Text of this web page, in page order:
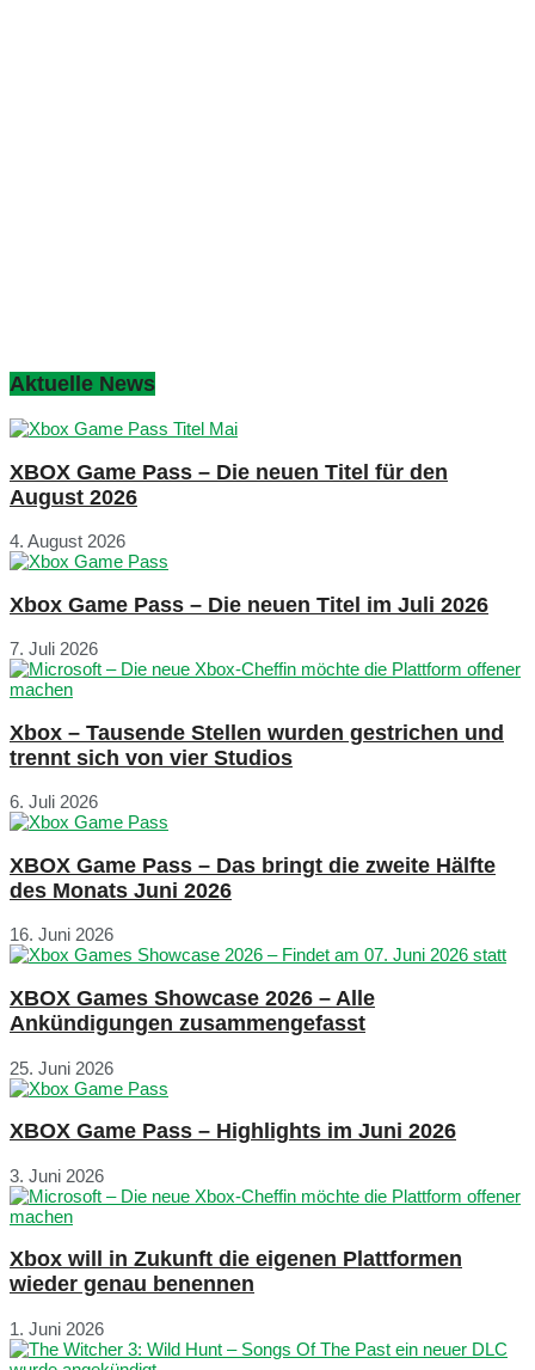
Aktuelle News
XBOX Game Pass – Die neuen Titel für den
August 2026
4. August 2026
Xbox Game Pass – Die neuen Titel im Juli 2026
7. Juli 2026
Xbox – Tausende Stellen wurden gestrichen und
trennt sich von vier Studios
6. Juli 2026
XBOX Game Pass – Das bringt die zweite Hälfte
des Monats Juni 2026
16. Juni 2026
XBOX Games Showcase 2026 – Alle
Ankündigungen zusammengefasst
25. Juni 2026
XBOX Game Pass – Highlights im Juni 2026
3. Juni 2026
Xbox will in Zukunft die eigenen Plattformen
wieder genau benennen
1. Juni 2026